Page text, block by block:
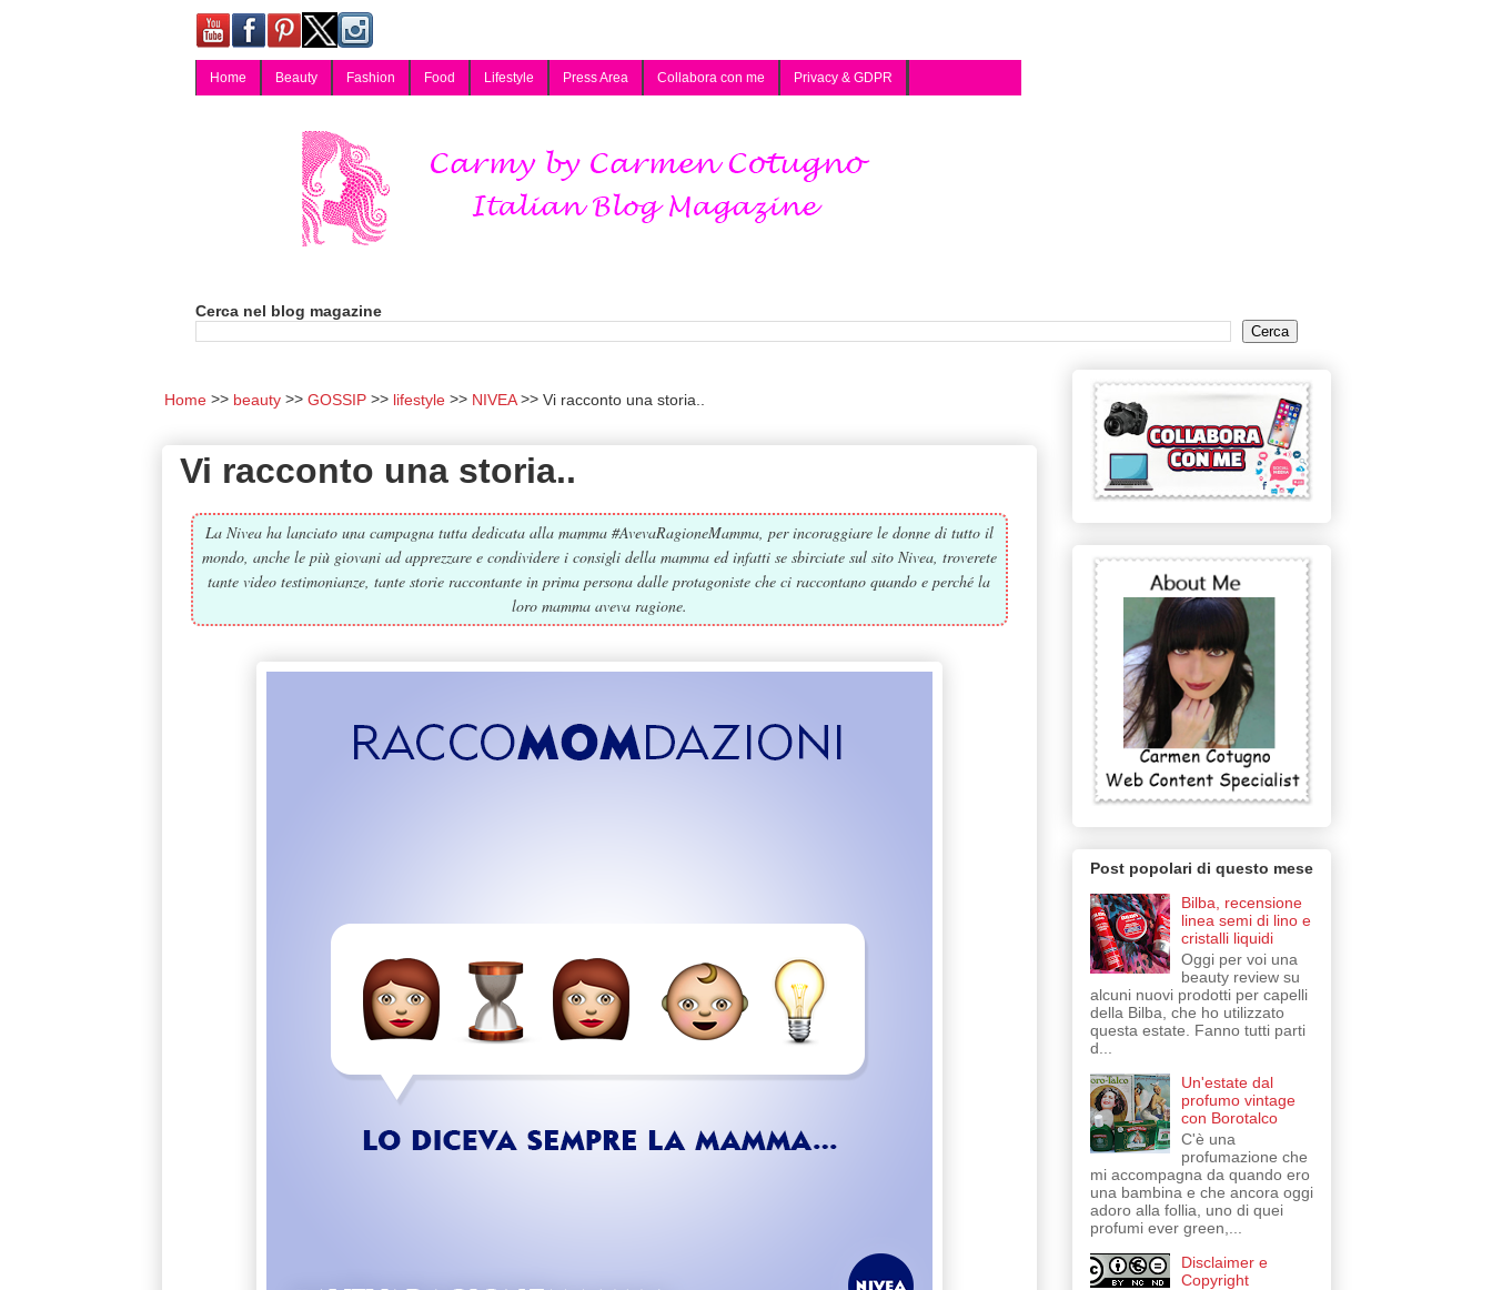
Home Beauty Fashion Food Lifestyle Press Area Collabora con me Privacy & GDPR
Cerca nel blog magazine
Home beauty GOSSIP lifestyle NIVEA Vi racconto una storia..
Vi racconto una storia..
La Nivea ha lanciato una campagna tutta dedicata alla mamma #AvevaRagioneMamma, per incoraggiare le donne di tutto il
mondo, anche le più giovani ad apprezzare e condividere i consigli della mamma ed infatti se sbirciate sul sito Nivea, troverete
tante video testimonianze, tante storie raccontante in prima persona dalle protagoniste che ci raccontano quando e perché la
loro mamma aveva ragione.
Post popolari di questo mese
Bilba, recensione
linea semi di lino e
cristalli liquidi
Oggi per voi una
beauty review su
alcuni nuovi prodotti per capelli
della Bilba, che ho utilizzato
questa estate. Fanno tutti parti
d...
Un'estate dal
profumo vintage
con Borotalco
C'è una
profumazione che
mi accompagna da quando ero
una bambina e che ancora oggi
adoro alla follia, uno di quei
profumi ever green,...
Disclaimer e
Copyright